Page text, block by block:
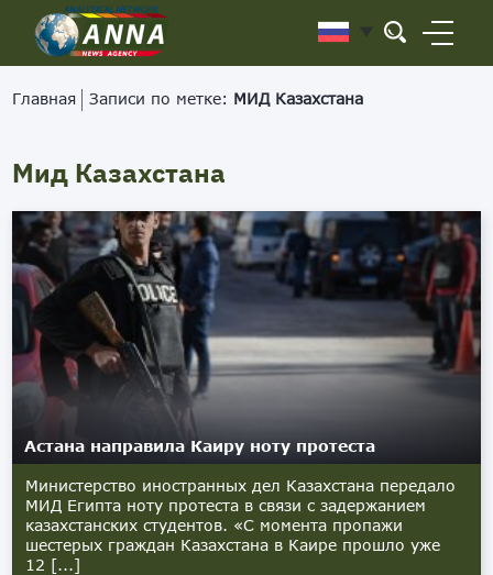
Главная Записи по метке: МИД Казахстана
Мид Казахстана
Астана направила Каиру ноту протеста
Министерство иностранных дел Казахстана передало
МИД Египта ноту протеста в связи с задержанием
казахстанских студентов. «С момента пропажи
шестерых граждан Казахстана в Каире прошло уже
12 [...]